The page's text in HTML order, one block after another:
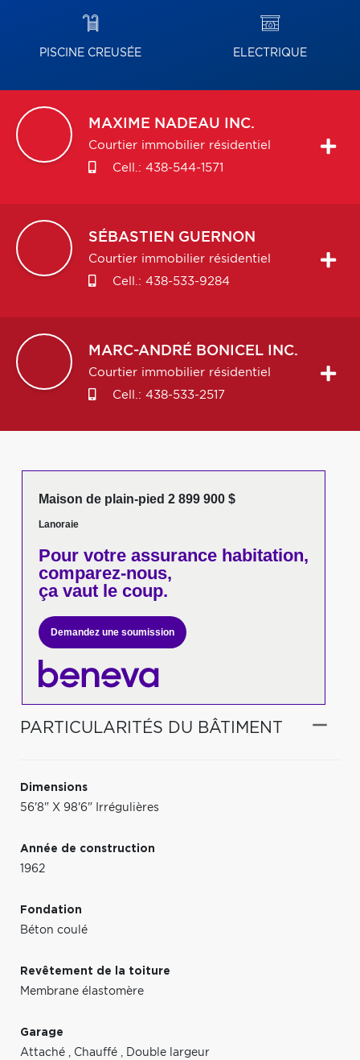
PISCINE CREUSÉE ELECTRIQUE
MAXIME NADEAU INC.
Courtier immobilier résidentiel
Cell.: 438-544-1571
SÉBASTIEN GUERNON
Courtier immobilier résidentiel
Cell.: 438-533-9284
MARC-ANDRÉ BONICEL INC.
Courtier immobilier résidentiel
Cell.: 438-533-2517
Maison de plain-pied 2 899 900 $
Lanoraie
Pour votreassurance habitation,
comparez-nous,
ça vaut le coup.
Demandez une soumission
PARTICULARITÉS DU BÂTIMENT
Dimensions
56'8" X 98'6" Irrégulières
Année de construction
1962
Fondation
Béton coulé
Revêtement de la toiture
Membrane élastomère
Garage
Attaché , Chauffé , Double largeur